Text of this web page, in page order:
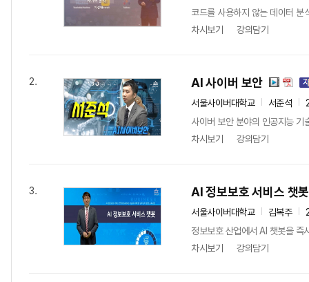
코드를 사용하지 않는 데이터 분
차시보기
강의담기
2. AI 사이버 보안
서울사이버대학교 서준석
사이버 보안 분야의 인공지능 기
차시보기
강의담기
3. AI 정보보호 서비스 챗봇
서울사이버대학교 김복주
정보보호 산업에서 AI 챗봇을 즉
차시보기
강의담기